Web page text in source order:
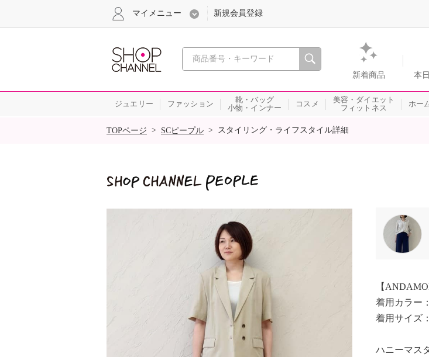
心おどる、瞬間を。通販・テレビショッピングのショッ
新着商品 本
マイメニュー 新規会員登録
ジュエリー ファッション
靴・バッグ
小物・インナー
コスメ
美容・ダイエット
フィットネス
ホー
SALE
TOPページ > SCピープル > スタイリング・ライフスタイル詳細
【
着用カラー
着用サイズ
ハニーマス